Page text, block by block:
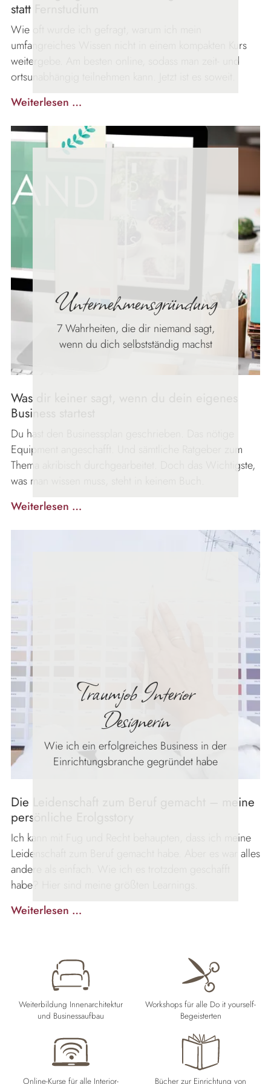
statt Fernstudium
Wie oft wurde ich gefragt, warum ich mein
umfangreiches Wissen nicht in einem kompakten Kurs
weitergebe. Am besten online, sodass man zeit- und
ortsunabhängig teilnehmen kann. Jetzt ist es soweit.
Weiterlesen …
Fernstudium
Innenarchitektur
Unternehmens­gründung
7 Wahrheiten, die dir niemand sagt,
wenn du dich selbstständig machst
Was dir keiner sagt, wenn du dein eigenes
Business startest
Du hast den Businessplan geschrieben. Das nötige
Equipment angeschafft. Und sämtliche Ratgeber zum
Thema akribisch durchgearbeitet. Doch das Wichtigste,
was man wissen muss, steht in keinem Buch.
Weiterlesen …
Traumjob Interior
Designerin
Wie ich ein erfolgreiches Business in der
Einrichtungsbranche gegründet habe
Die Leidenschaft zum Beruf gemacht – meine
persönliche Erolgsstory
Ich kann mit Fug und Recht behaupten, dass ich meine
Leidenschaft zum Beruf gemacht habe. Aber es war alles
andere als einfach. Wie ich es trotzdem geschafft
habe? Hier sind meine größten Learnings.
Weiterlesen …
Weiterbildung Innenarchitektur
und Businessaufbau
Workshops für alle Do it yourself-
Begeisterten
Online-Kurse für alle Interior-
Bücher zur Einrichtung von